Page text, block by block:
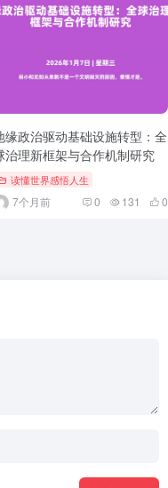
缘政治驱动基础设施转型：全
治理新框架与合作机制研究
读懂世界感悟人生
7个月前 0 131 0